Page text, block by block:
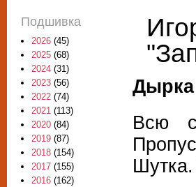
Дырка
Всю
Подшивка
2026 (45)
2025 (68)
2024 (31)
2023 (56)
2022 (74)
2021 (113)
2020 (84)
2019 (87)
2018 (154)
2017 (155)
2016 (162)